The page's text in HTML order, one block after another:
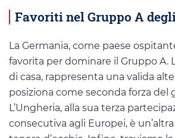
Favoriti nel Gruppo A
La Germania, come paese
favorita per dominare il Gruppo A.
di casa, rappresenta una valida
posiziona come seconda forza del
L’Ungheria, alla sua terza
consecutiva agli Europei, è